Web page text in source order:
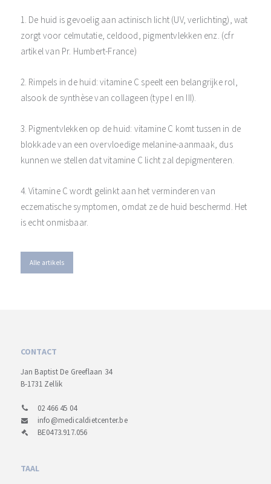
1. De huid is gevoelig aan actinisch licht (UV, verlichting), wat
zorgt voor celmutatie, celdood, pigmentvlekken enz. (cfr
artikel van Pr. Humbert-France)
2. Rimpels in de huid: vitamine C speelt een belangrijke rol,
alsook de synthèse van collageen (type I en III).
3. Pigmentvlekken op de huid: vitamine C komt tussen in de
blokkade van een overvloedige melanine-aanmaak, dus
kunnen we stellen dat vitamine C licht zal depigmenteren.
4. Vitamine C wordt gelinkt aan het verminderen van
eczematische symptomen, omdat ze de huid beschermd. Het
is echt onmisbaar.
Alle artikels
CONTACT
Jan Baptist De Greeflaan 34
B-1731 Zellik
02 466 45 04
info@medicaldietcenter.be
BE0473.917.056
TAAL